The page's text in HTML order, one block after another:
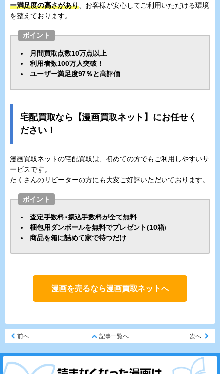
ー満足度の高さがあり、お客様が安心してご利用いただける環境
を整えております。
ポイント
月間買取点数10万点以上
利用者数100万人突破！
ユーザー満足度97％と高評価
宅配買取なら【漫画買取ネット】にお任せく
ださい！
漫画買取ネットの宅配買取は、初めての方でもご利用しやすいサ
ービスです。
たくさんのリピーターの方にも大変ご好評いただいております。
ポイント
査定手数料･振込手数料が全て無料
梱包用ダンボールを無料でプレゼント(10箱)
商品を箱に詰めて家で待つだけ
漫画を売るなら漫画買取ネットへ
前へ 記事一覧へ 次へ